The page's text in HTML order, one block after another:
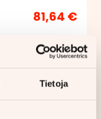
Tietoja
81,64 €